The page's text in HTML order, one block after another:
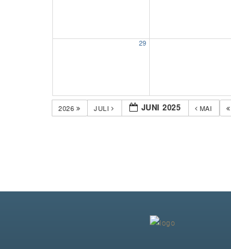
29
MAI
JUNI 2025
JULI
2026